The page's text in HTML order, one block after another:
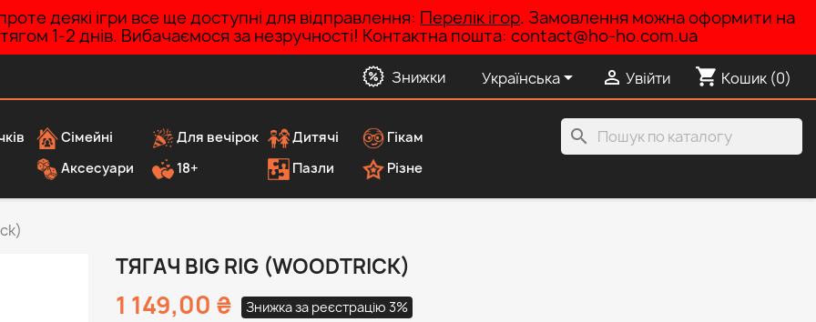
деякі ігри все ще доступні для відправлення: Перелік ігор. Замовлення можна оформити на
1-2 днів. Вибачаємося за незручності! Контактна пошта: contact@ho-ho.com.ua
Знижки Українська  Увійти shopping_cart Кошик (0)
Сімейні Для вечірок Дитячі
Гікам
Аксесуари
18+ Пазли Різне
search
ТЯГАЧ BIG RIG (WOODTRICK)
1 149,00 ₴ Знижка за реєстрацію 3%